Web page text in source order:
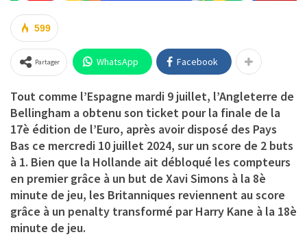
599
Partager WhatsApp Facebook
Tout comme l’Espagne mardi 9 juillet, l’Angleterre de
Bellingham a obtenu son ticket pour la finale de la
17è édition de l’Euro, après avoir disposé des Pays
Bas ce mercredi 10 juillet 2024, sur un score de 2 buts
à 1. Bien que la Hollande ait débloqué les compteurs
en premier grâce à un but de Xavi Simons à la 8è
minute de jeu, les Britanniques reviennent au score
grâce à un penalty transformé par Harry Kane à la 18è
minute de jeu.